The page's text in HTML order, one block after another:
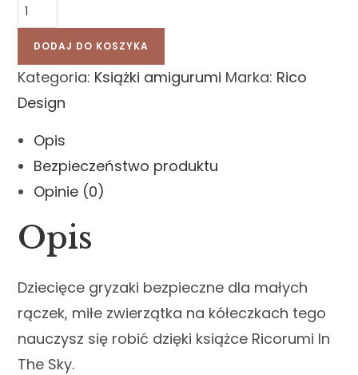
DODAJ DO KOSZYKA
Kategoria: Książki amigurumi Marka: Rico
Design
Opis
Bezpieczeństwo produktu
Opinie (0)
Opis
Dziecięce gryzaki bezpieczne dla małych
rączek, miłe zwierzątka na kółeczkach tego
nauczysz się robić dzięki książce Ricorumi In
The Sky.